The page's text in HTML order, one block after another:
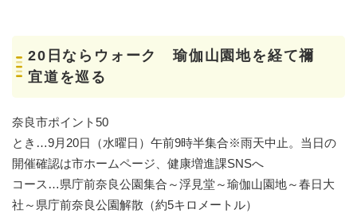
20日ならウォーク 瑜伽山園地を経て禰
宜道を巡る
奈良市ポイント50
とき…9月20日（水曜日）午前9時半集合※雨天中止。当日の
開催確認は市ホームページ、健康増進課SNSへ
コース…県庁前奈良公園集合～浮見堂～瑜伽山園地～春日大
社～県庁前奈良公園解散（約5キロメートル）